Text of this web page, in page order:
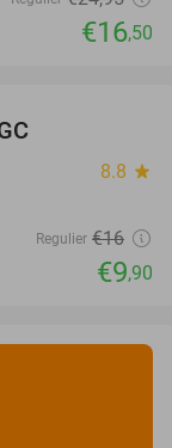
€16,50
8.8 star
Regulier €16
€9,90